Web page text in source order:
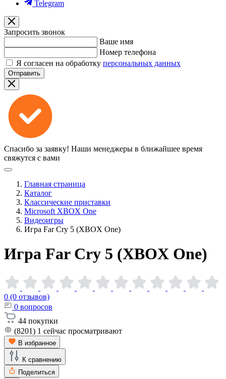
Telegram
Запросить звонок
Ваше имя
Номер телефона
Я согласен на обработку персональных данных
Отправить
Спасибо за заявку! Наши менеджеры в ближайшее время
свяжутся с вами
Главная страница
Каталог
Классические приставки
Microsoft XBOX One
Видеоигры
Игра Far Cry 5 (XBOX One)
Игра Far Cry 5 (XBOX One)
0 (0 отзывов)
0 вопросов
44 покупки
(8201) 1 сейчас просматривают
В избранное
К сравнению
Поделиться